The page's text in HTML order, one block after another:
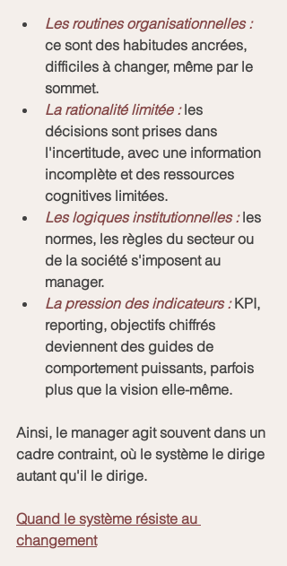
Les routines organisationnelles :
ce sont des habitudes ancrées,
difficiles à changer, même par le
sommet.
La rationalité limitée : les
décisions sont prises dans
l'incertitude, avec une information
incomplète et des ressources
cognitives limitées.
Les logiques institutionnelles : les
normes, les règles du secteur ou
de la société s'imposent au
manager.
La pression des indicateurs : KPI,
reporting, objectifs chiffrés
deviennent des guides de
comportement puissants, parfois
plus que la vision elle-même.
Ainsi, le manager agit souvent dans un
cadre contraint, où le système le dirige
autant qu'il le dirige.
Quand le système résiste au
changement